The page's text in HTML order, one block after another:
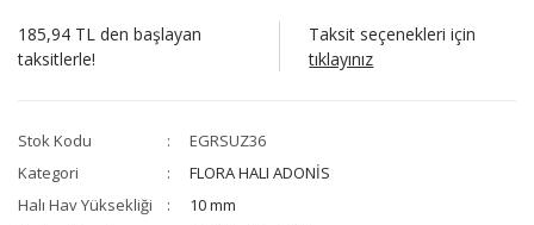
185,94 TL den başlayan
taksitlerle!
Taksit seçenekleri için
tıklayınız
Stok Kodu
EGRSUZ36
Kategori
FLORA HALI ADONİS
Halı Hav Yüksekliği
10 mm